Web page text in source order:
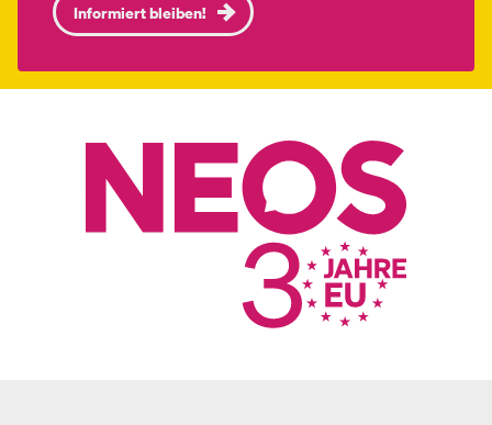
Informiert bleiben!